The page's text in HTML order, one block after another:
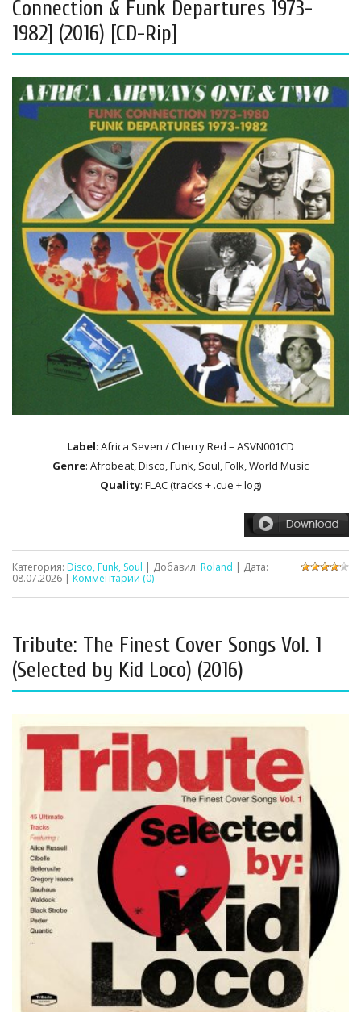
Connection & Funk Departures 1973-
1982] (2016) [CD-Rip]
Label: Africa Seven / Cherry Red ‎– ASVN001CD
Genre: Afrobeat, Disco, Funk, Soul, Folk, World Music
Quality: FLAC (tracks + .cue + log)
Категория: Disco, Funk, Soul | Добавил: Roland | Дата:
08.07.2026 | Комментарии (0)
Tribute: The Finest Cover Songs Vol. 1
(Selected by Kid Loco) (2016)